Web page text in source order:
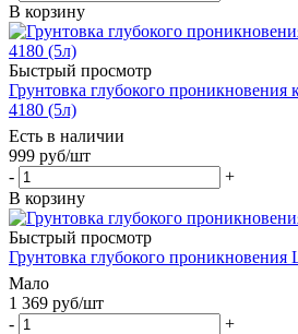
В корзину
Быстрый просмотр
Грунтовка глубокого проникновения
4180 (5л)
Есть в наличии
999 руб/шт
-
+
В корзину
Быстрый просмотр
Грунтовка глубокого проникновения
Мало
1 369 руб/шт
-
+